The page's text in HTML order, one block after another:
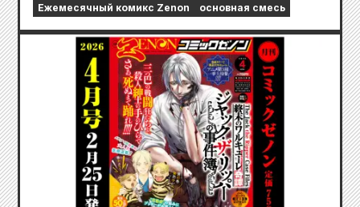
Ежемесячный комикс Zenon основная смесь